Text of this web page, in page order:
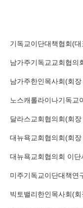
기독교이단대책협회(
남가주기독교교회협의
남가주한인목사회(회
노스캐롤라이나기독교
달라스교회협의회(회
대뉴욕교회협의회(회
대뉴욕교회협의회 이
미주기독교이단대책연
빅토밸리한인목사회(